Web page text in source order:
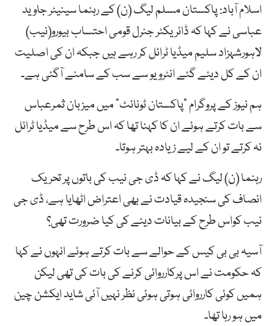
اسلام آباد: پاکستان مسلم لیگ (ن) کے رہنما سینیٹر جاوید
عباسی نے کہا کہ ڈائریکٹر جنرل قومی احتساب بیورو(نیب)
لاہورشہزاد سلیم میڈیا ٹرائل کر رہے ہیں جبکہ ان کی اصلیت
ان کے کل دیئے گئے انٹرویو سے سب کے سامنے آگئی ہے۔
ہم نیوز کے پروگرام “پاکستان ٹونائٹ” میں میزبان ثمرعباس
سے بات کرتے ہوئے ان کا کہنا تھا کہ اس طرح سے میڈیا ٹرائل
نہ کرتے تو ان کے لیے زیادہ بہتر ہوتا۔
رہنما (ن) لیگ نے کہا کہ ڈی جی نیب کی باتوں پر تحریک
انصاف کی سنجیدہ قیادت نے بھی اعتراض اٹھایا ہے، ڈی جی
نیب کواس طرح کے بیانات دینے کی کیا ضرورت تھی؟
آسیہ بی بی کیس کے حوالے سے بات کرتے ہوئے انہوں نے کہا
کہ حکومت نے اس پرکارروائی کرنے کی بات کی تھی لیکن
ہمیں کوئی کارروائی ہوتی ہوئی نظر نہیں آئی شاید ایکشن چین
میں ہو رہا تھا۔